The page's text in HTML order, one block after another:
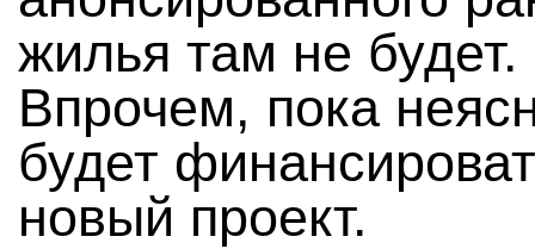
жилья там не будет.
Впрочем, пока
будет
новый проект.